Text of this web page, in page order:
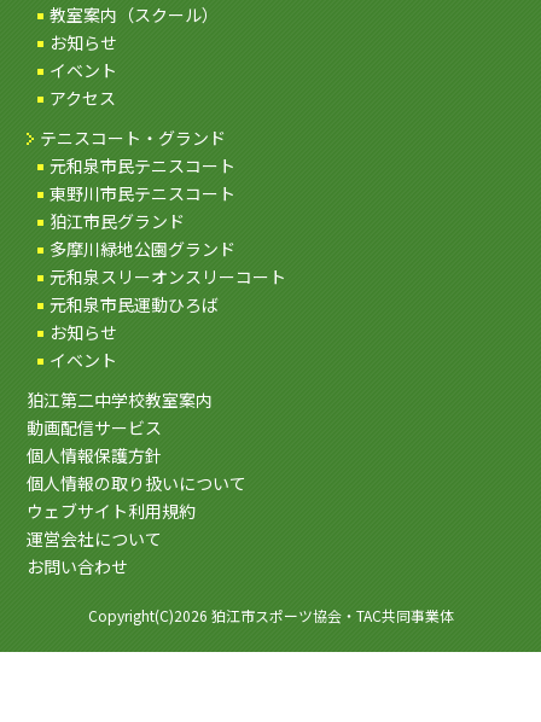
教室案内（スクール）
お知らせ
イベント
アクセス
テニスコート・グランド
元和泉市民テニスコート
東野川市民テニスコート
狛江市民グランド
多摩川緑地公園グランド
元和泉スリーオンスリーコート
元和泉市民運動ひろば
お知らせ
イベント
狛江第二中学校教室案内
動画配信サービス
個人情報保護方針
個人情報の取り扱いについて
ウェブサイト利用規約
運営会社について
お問い合わせ
Copyright(C)2026 狛江市スポーツ協会・TAC共同事業体